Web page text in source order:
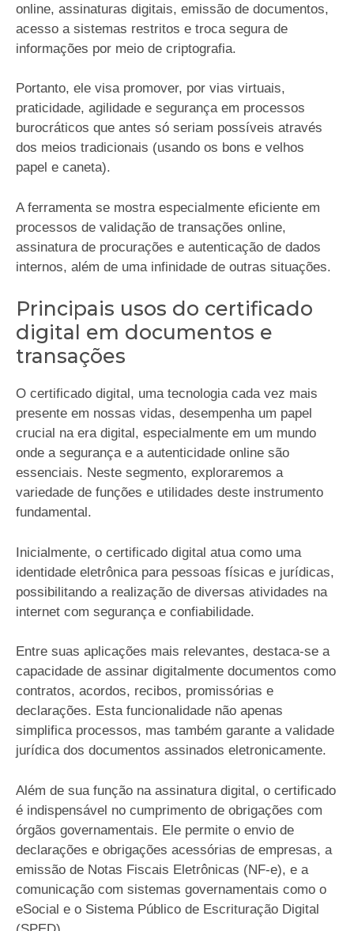
online, assinaturas digitais, emissão de documentos,
acesso a sistemas restritos e troca segura de
informações por meio de criptografia.
Portanto, ele visa promover, por vias virtuais,
praticidade, agilidade e segurança em processos
burocráticos que antes só seriam possíveis através
dos meios tradicionais (usando os bons e velhos
papel e caneta).
A ferramenta se mostra especialmente eficiente em
processos de validação de transações online,
assinatura de procurações e autenticação de dados
internos, além de uma infinidade de outras situações.
Principais usos do certificado
digital em documentos e
transações
O certificado digital, uma tecnologia cada vez mais
presente em nossas vidas, desempenha um papel
crucial na era digital, especialmente em um mundo
onde a segurança e a autenticidade online são
essenciais. Neste segmento, exploraremos a
variedade de funções e utilidades deste instrumento
fundamental.
Inicialmente, o certificado digital atua como uma
identidade eletrônica para pessoas físicas e jurídicas,
possibilitando a realização de diversas atividades na
internet com segurança e confiabilidade.
Entre suas aplicações mais relevantes, destaca-se a
capacidade de assinar digitalmente documentos como
contratos, acordos, recibos, promissórias e
declarações. Esta funcionalidade não apenas
simplifica processos, mas também garante a validade
jurídica dos documentos assinados eletronicamente.
Além de sua função na assinatura digital, o certificado
é indispensável no cumprimento de obrigações com
órgãos governamentais. Ele permite o envio de
declarações e obrigações acessórias de empresas, a
emissão de Notas Fiscais Eletrônicas (NF-e), e a
comunicação com sistemas governamentais como o
eSocial e o Sistema Público de Escrituração Digital